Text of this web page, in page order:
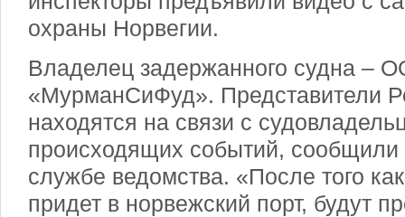
охраны Норвегии.
Владелец задержанного судна –
«МурманСиФуд». Представители
находятся на связи с
происходящих событий, сообщили
службе ведомства. «После того
придет в норвежский порт, будут